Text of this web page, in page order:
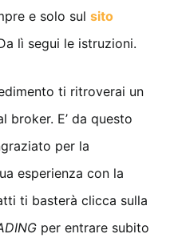
e solo sul sito
lì segui le istruzioni.
ti ritroverai un
broker. E’ da questo
per la
esperienza con la
ti basterà clicca sulla
per entrare subito